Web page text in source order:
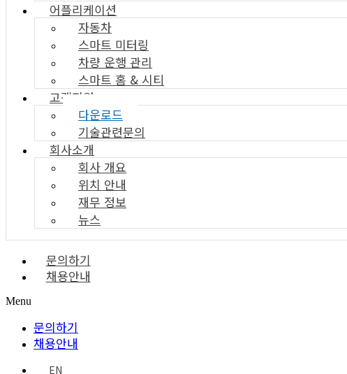
어플리케이션
자동차
스마트 미터링
차량 운행 관리
스마트 홈 & 시티
고객지원
다운로드
기술관련문의
회사소개
회사 개요
위치 안내
재무 정보
뉴스
문의하기
채용안내
Menu
문의하기
채용안내
EN